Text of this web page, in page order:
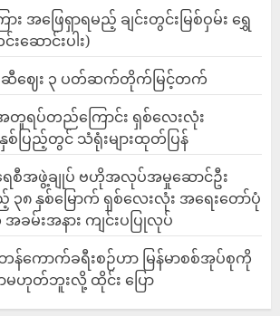
း အဖြေရှာရမည့် ချင်းတွင်းမြစ်ဝှမ်း ရွှေ
ဆောင်းပါး)
ဆီဈေး ၃ ပတ်ဆက်တိုက်မြင့်တက်
အတူရပ်တည်ကြောင်း ရှစ်လေးလုံး
စ်ပြည့်တွင် သံရုံးများထုတ်ပြန်
ေစီအဖွဲ့ချုပ် ဗဟိုအလုပ်အမှုဆောင်ဦး
၃၈ နှစ်မြောက် ရှစ်လေးလုံး အရေးတော်ပုံ
မ်းအနား ကျင်းပပြုလုပ်
န်ကောက်ခရီးစဉ်ဟာ မြန်မာစစ်အုပ်စုကို
မဟုတ်ဘူးလို့ ထိုင်း ပြော